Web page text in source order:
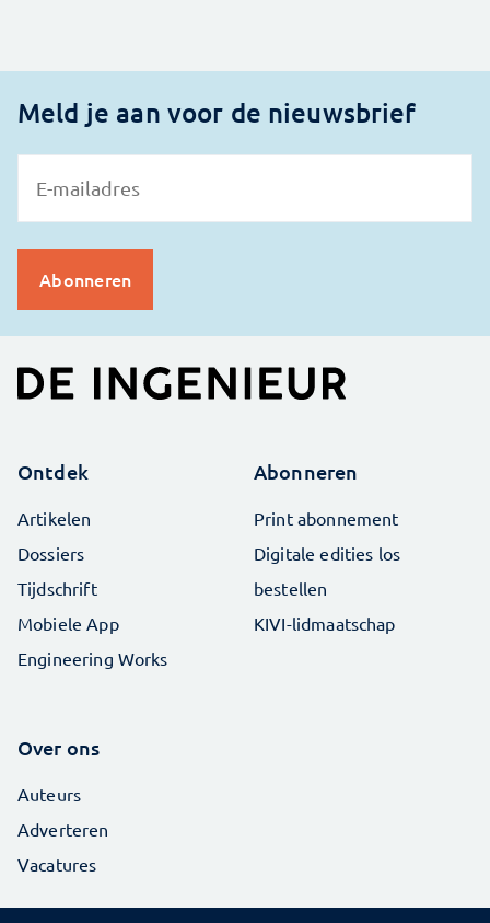
Meld je aan voor de nieuwsbrief
Ontdek
Artikelen
Dossiers
Tijdschrift
Mobiele App
Engineering Works
Abonneren
Print abonnement
Digitale edities los
bestellen
KIVI-lidmaatschap
Over ons
Auteurs
Adverteren
Vacatures